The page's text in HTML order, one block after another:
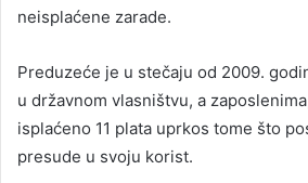
neisplaćene zarade.
Preduzeće je u stečaju od 2009.
u državnom vlasništvu, a
isplaćeno 11 plata uprkos tome što
presude u svoju korist.